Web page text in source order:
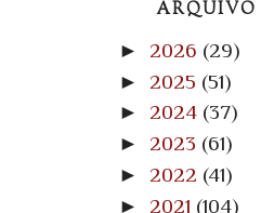
ARQUIVO
► 2026 (29)
► 2025 (51)
► 2024 (37)
► 2023 (61)
► 2022 (41)
► 2021 (104)